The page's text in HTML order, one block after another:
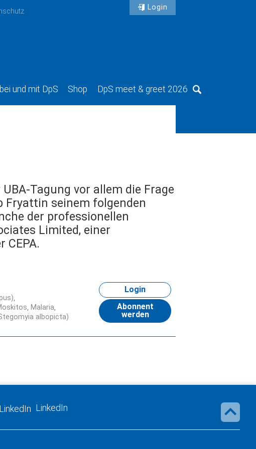
Login
und mit DpS Shop DpS meet & greet 2026 Suche
Tagung vor allem die Frage
Fryattin seinem folgenden
der professionellen
Limited, einer
Malaria
albopicta)
Login
Abonnent
werden
LinkedIn